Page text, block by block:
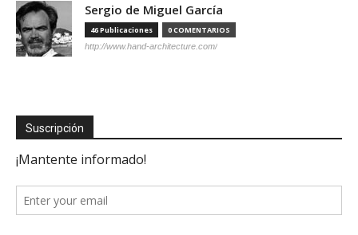
Sergio de Miguel García
46 Publicaciones 0 COMENTARIOS
http://www.hand-architecture.com/
Suscripción